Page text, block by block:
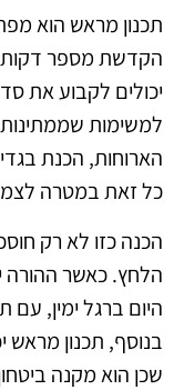
תכנון מראש הוא
הקדשת מספר דקות
יכולים לקבוע את
למשימות
הארוחות, הכנת
כל זאת במטרה
הכנה כזו לא רק
הלחץ. כאשר ההורה
היום ברגל ימין,
בנוסף, תכנון מראש
שכן הוא מקנה